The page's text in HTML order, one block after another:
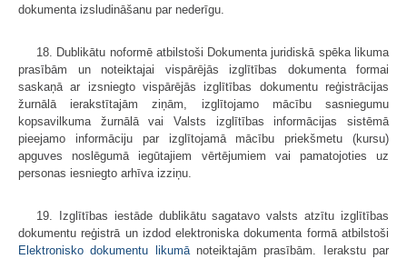
dokumenta izsludināšanu par nederīgu.
18. Dublikātu noformē atbilstoši Dokumenta juridiskā spēka likuma
prasībām un noteiktajai vispārējās izglītības dokumenta formai
saskaņā ar izsniegto vispārējās izglītības dokumentu reģistrācijas
žurnālā ierakstītajām ziņām, izglītojamo mācību sasniegumu
kopsavilkuma žurnālā vai Valsts izglītības informācijas sistēmā
pieejamo informāciju par izglītojamā mācību priekšmetu (kursu)
apguves noslēgumā iegūtajiem vērtējumiem vai pamatojoties uz
personas iesniegto arhīva izziņu.
19. Izglītības iestāde dublikātu sagatavo valsts atzītu izglītības
dokumentu reģistrā un izdod elektroniska dokumenta formā atbilstoši
Elektronisko dokumentu likumānoteiktajām prasībām. Ierakstu par